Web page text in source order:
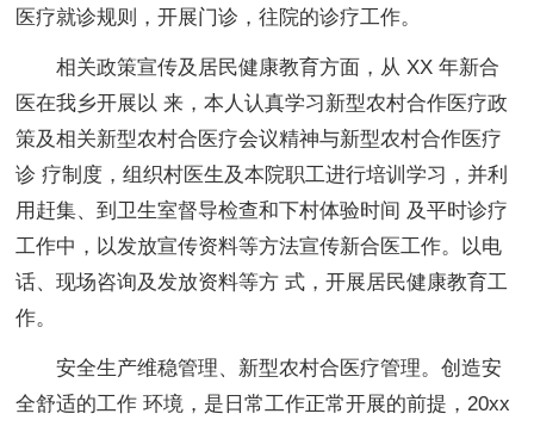
医疗就诊规则，开展门诊，往院的诊疗工作。
相关政策宣传及居民健康教育方面，从 XX 年新合
医在我乡开展以 来，本人认真学习新型农村合作医疗政
策及相关新型农村合医疗会议精神与新型农村合作医疗
诊 疗制度，组织村医生及本院职工进行培训学习，并利
用赶集、到卫生室督导检查和下村体验时间 及平时诊疗
工作中，以发放宣传资料等方法宣传新合医工作。以电
话、现场咨询及发放资料等方 式，开展居民健康教育工
作。
安全生产维稳管理、新型农村合医疗管理。创造安
全舒适的工作 环境，是日常工作正常开展的前提，20xx